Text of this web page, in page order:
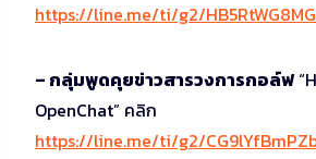
https://line.me/ti/g2/
– กลุ่มพูดคุยข่าวสารวงการกอล์ฟ
OpenChat” คลิก
https://line.me/ti/g2/